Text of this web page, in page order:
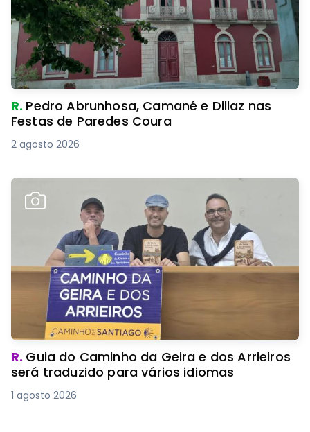
R. Pedro Abrunhosa, Camané e Dillaz nas
Festas de Paredes Coura
2 agosto 2026
R. Guia do Caminho da Geira e dos Arrieiros
será traduzido para vários idiomas
1 agosto 2026